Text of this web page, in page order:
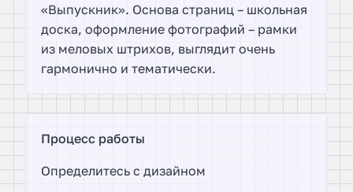
«Выпускник». Основа страниц – школьная
доска, оформление фотографий – рамки
из меловых штрихов, выглядит очень
гармонично и тематически.
Процесс работы
Определитесь с дизайном